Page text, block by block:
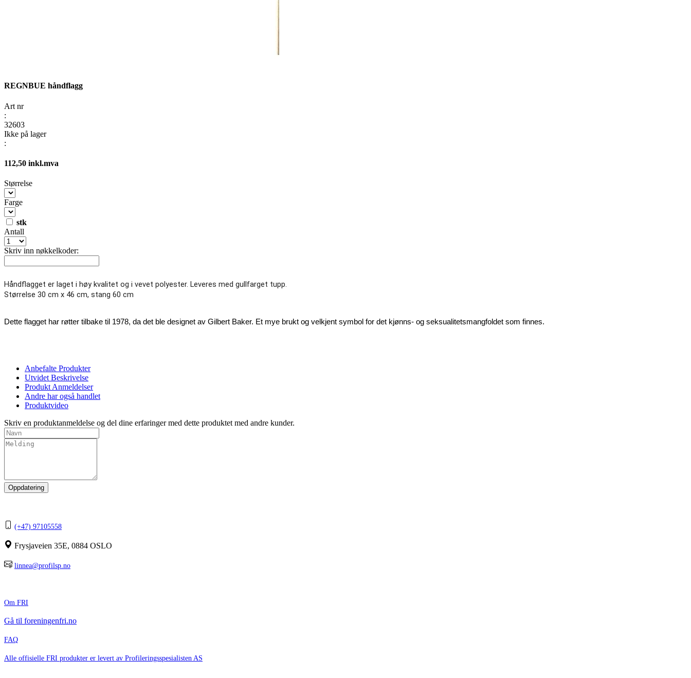
REGNBUE håndflagg
Art nr
:
32603
Ikke på lager
:
112,50 inkl.mva
Størrelse
Farge
stk
Antall
Skriv inn nøkkelkoder:
Håndflagget er laget i høy kvalitet og i vevet polyester. Leveres med gullfarget tupp.
Størrelse 30 cm x 46 cm, stang 60 cm
Dette flagget har røtter tilbake til 1978, da det ble designet av Gilbert Baker. Et mye brukt og velkjent symbol for det kjønns- og seksualitetsmangfoldet som finnes.
Anbefalte Produkter
Utvidet Beskrivelse
Produkt Anmeldelser
Andre har også handlet
Produktvideo
Skriv en produktanmeldelse og del dine erfaringer med dette produktet med andre kunder.
(+47) 97105558
Frysjaveien 35E, 0884 OSLO
linnea@profilsp.no
Om FRI
Gå til foreningenfri.no
FAQ
Alle offisielle FRI produkter er levert av Profileringsspesialisten AS